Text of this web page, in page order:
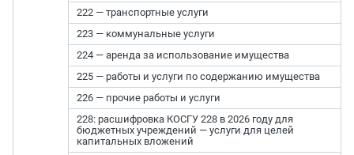
222 — транспортные услуги
223 — коммунальные услуги
224 — аренда за использование имущества
225 — работы и услуги по содержанию имущества
226 — прочие работы и услуги
228: расшифровка КОСГУ 228 в 2026 году для
бюджетных учреждений — услуги для целей
капитальных вложений